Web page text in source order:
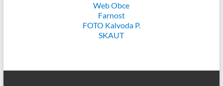
Web Obce
Farnost
FOTO Kalvoda P.
SKAUT